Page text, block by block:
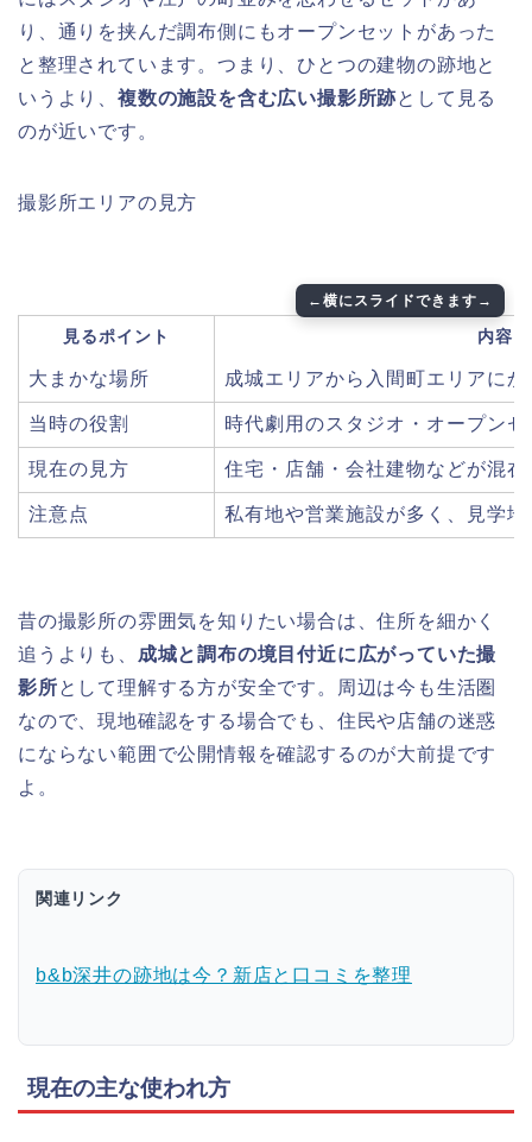
り、通りを挟んだ調布側にもオープンセットがあった
と整理されています。つまり、ひとつの建物の跡地と
いうより、 複数の施設を含む広い撮影所跡として見る
のが近いです。
撮影所エリアの見方
見るポイント 内容
大まかな場所 成城エリアから入間町エリアにか
当時の役割 時代劇用のスタジオ・オープンセ
現在の見方 住宅・店舗・会社建物などが混在
注意点 私有地や営業施設が多く、見学
昔の撮影所の雰囲気を知りたい場合は、住所を細かく
追うよりも、 成城と調布の境目付近に広がっていた撮
影所として理解する方が安全です。周辺は今も生活圏
なので、現地確認をする場合でも、住民や店舗の迷惑
にならない範囲で公開情報を確認するのが大前提です
よ。
関連リンク
b&b深井の跡地は今？新店と口コミを整理
現在の主な使われ方